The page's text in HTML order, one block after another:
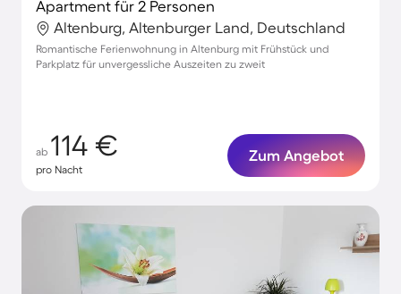
Apartment für 2 Personen
Altenburg, Altenburger Land, Deutschland
Romantische Ferienwohnung in Altenburg mit Frühstück und
Parkplatz für unvergessliche Auszeiten zu zweit
ab 114 €
pro Nacht
Zum Angebot